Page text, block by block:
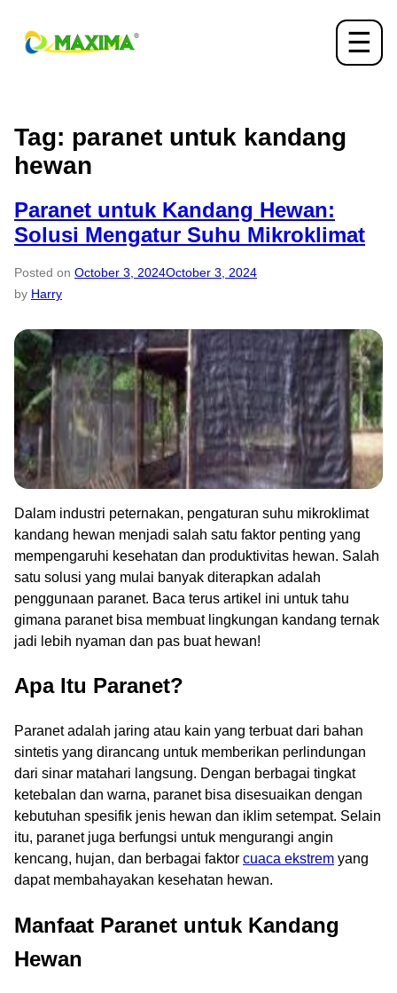
☰
Tag: paranet untuk kandang
hewan
Paranet untuk Kandang Hewan:
Solusi Mengatur Suhu Mikroklimat
Posted on October 3, 2024October 3, 2024
by Harry
Dalam industri peternakan, pengaturan suhu mikroklimat
kandang hewan menjadi salah satu faktor penting yang
mempengaruhi kesehatan dan produktivitas hewan. Salah
satu solusi yang mulai banyak diterapkan adalah
penggunaan paranet. Baca terus artikel ini untuk tahu
gimana paranet bisa membuat lingkungan kandang ternak
jadi lebih nyaman dan pas buat hewan!
Apa Itu Paranet?
Paranet adalah jaring atau kain yang terbuat dari bahan
sintetis yang dirancang untuk memberikan perlindungan
dari sinar matahari langsung. Dengan berbagai tingkat
ketebalan dan warna, paranet bisa disesuaikan dengan
kebutuhan spesifik jenis hewan dan iklim setempat. Selain
itu, paranet juga berfungsi untuk mengurangi angin
kencang, hujan, dan berbagai faktor cuaca ekstrem yang
dapat membahayakan kesehatan hewan.
Manfaat Paranet untuk Kandang
Hewan